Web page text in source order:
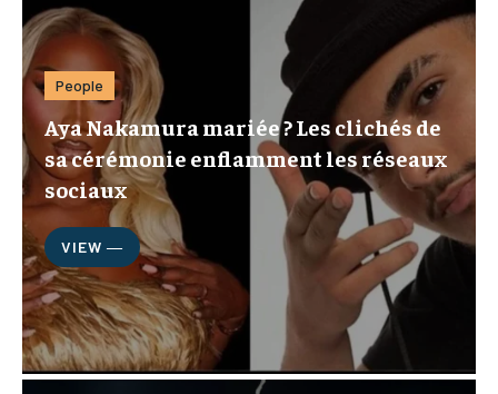
People
Aya Nakamura mariée ? Les clichés de
sa cérémonie enflamment les réseaux
sociaux
VIEW ―